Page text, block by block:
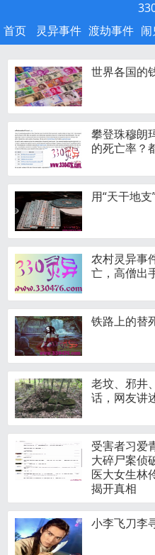
首页
灵异事件 渡劫事件
世界各国的
攀登珠穆朗
的死亡率？
用“天干地支
农村灵异事
亡，高僧出
铁路上的替
老坟、邪井
话，网友讲
受害者习爱
大碎尸案侦
医大女生林
揭开真相
小李飞刀李